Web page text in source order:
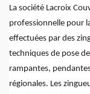
La société Lacroix
professionnelle pour
effectuées par des
techniques de pose
rampantes,
régionales. Les